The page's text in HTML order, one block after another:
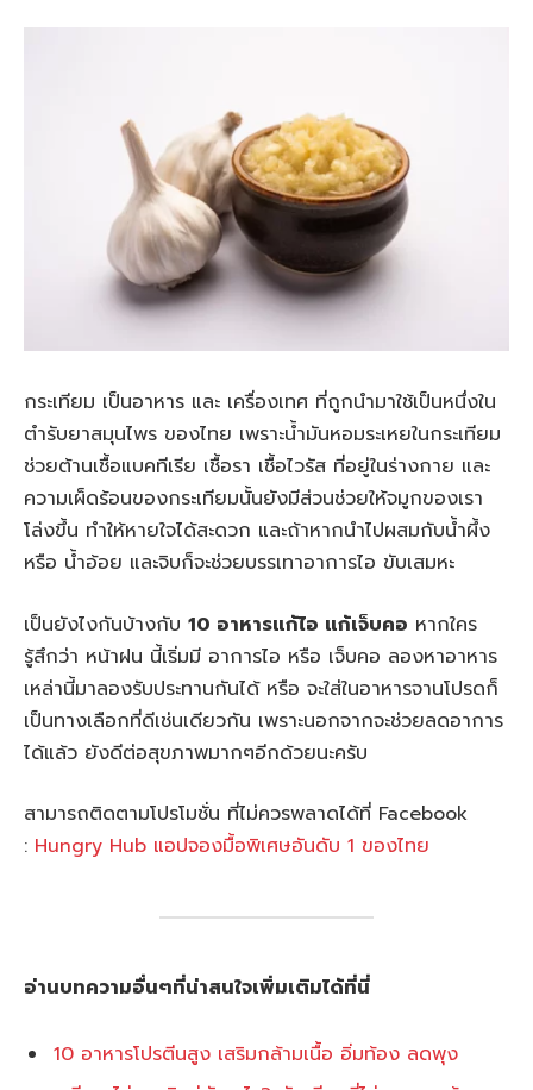
กระเทียม เป็นอาหาร และ เครื่องเทศ ที่ถูกนำมาใช้เป็นหนึ่งใน
ตำรับยาสมุนไพร ของไทย เพราะน้ำมันหอมระเหยในกระเทียม
ช่วยต้านเชื้อแบคทีเรีย เชื้อรา เชื้อไวรัส ที่อยู่ในร่างกาย และ
ความเผ็ดร้อนของกระเทียมนั้นยังมีส่วนช่วยให้จมูกของเรา
โล่งขึ้น ทำให้หายใจได้สะดวก และถ้าหากนำไปผสมกับน้ำผึ้ง
หรือ น้ำอ้อย และจิบก็จะช่วยบรรเทาอาการไอ ขับเสมหะ
เป็นยังไงกันบ้างกับ 10 อาหารแก้ไอ แก้เจ็บคอ หากใคร
รู้สึกว่า หน้าฝน นี้เริ่มมี อาการไอ หรือ เจ็บคอ ลองหาอาหาร
เหล่านี้มาลองรับประทานกันได้ หรือ จะใส่ในอาหารจานโปรดก็
เป็นทางเลือกที่ดีเช่นเดียวกัน เพราะนอกจากจะช่วยลดอาการ
ได้แล้ว ยังดีต่อสุขภาพมากๆอีกด้วยนะครับ
สามารถติดตามโปรโมชั่น ที่ไม่ควรพลาดได้ที่ Facebook
: Hungry Hub แอปจองมื้อพิเศษอันดับ 1 ของไทย
อ่านบทความอื่นๆที่น่าสนใจเพิ่มเติมได้ที่นี่
10 อาหารโปรตีนสูง เสริมกล้ามเนื้อ อิ่มท้อง ลดพุง